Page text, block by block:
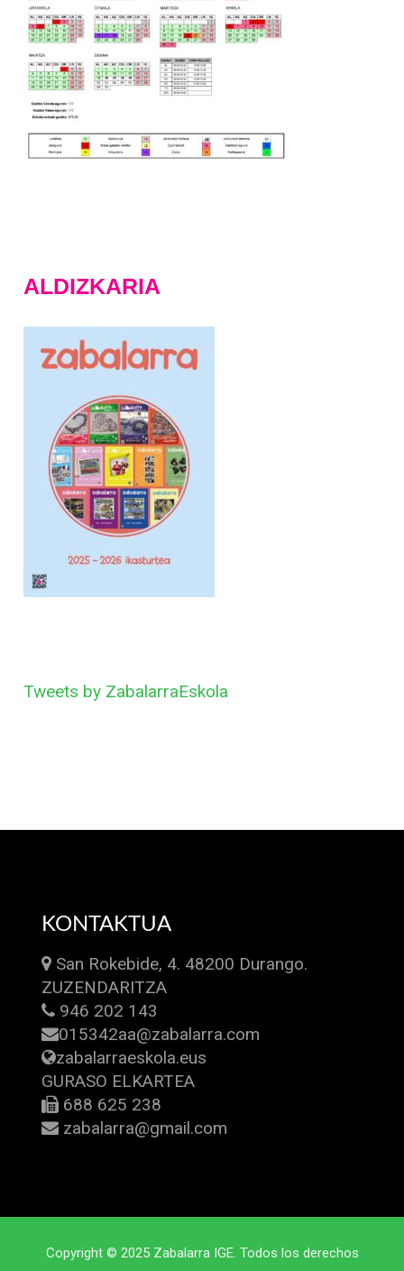
ALDIZKARIA
Tweets by ZabalarraEskola
KONTAKTUA
San Rokebide, 4. 48200 Durango.
ZUZENDARITZA
946 202 143
015342aa@zabalarra.com
zabalarraeskola.eus
GURASO ELKARTEA
688 625 238
zabalarra@gmail.com
Copyright © 2025 Zabalarra IGE. Todos los derechos